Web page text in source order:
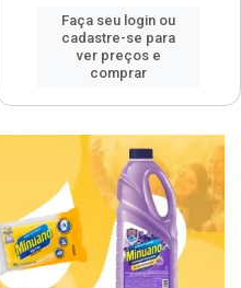
Faça seu login ou
cadastre-se para
ver preços e
comprar